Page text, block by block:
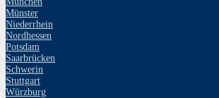
Münster
Niederrhein
Nordhessen
Potsdam
Saarbrücken
Schwerin
Stuttgart
Würzburg